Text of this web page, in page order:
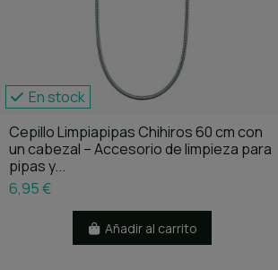
En stock
Cepillo Limpiapipas Chihiros 60 cm con
un cabezal – Accesorio de limpieza para
pipas y...
6,95 €
Añadir al carrito